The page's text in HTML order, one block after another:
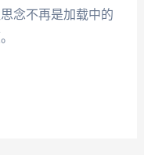
念不再是加载中的